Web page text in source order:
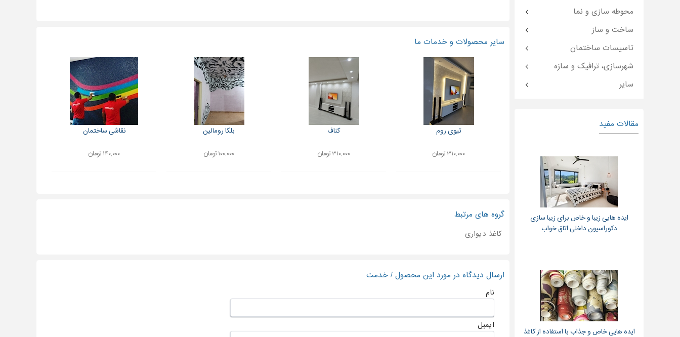
سایر محصولات و خدمات ما
تیوی روم
۳۱۰,۰۰۰ تومان
کناف
۳۱۰,۰۰۰ تومان
بلکا رومالین
۱۰۰,۰۰۰ تومان
نقاشی ساختمان
۱۴۰,۰۰۰ تومان
گروه های مرتبط
کاغذ دیواری
ارسال دیدگاه در مورد این محصول / خدمت
نام
ایمیل
محوطه سازی و نما
ساخت و ساز
تاسیسات ساختمان
شهرسازی، ترافیک و سازه
سایر
مقالات مفید
ایده هایی زیبا و خاص برای زیبا سازی
دکوراسیون داخلی اتاق خواب
ایده هایی خاص و جذاب با استفاده از کاغذ